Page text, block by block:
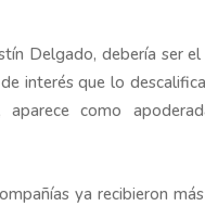
Delgado, debería ser
interés que lo
aparece como
ya recibieron